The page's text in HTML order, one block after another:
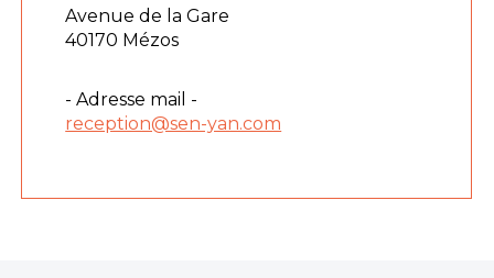
Avenue de la Gare
40170 Mézos
- Adresse mail -
reception@sen-yan.com